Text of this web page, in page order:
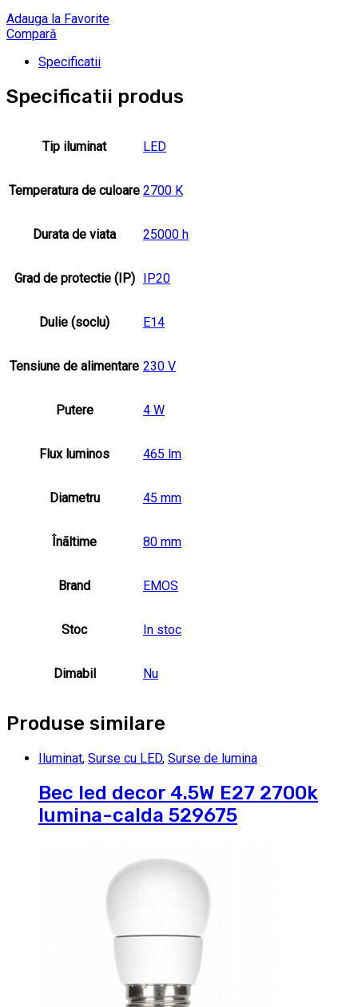
Adauga la Favorite
Compară
Specificatii
Specificatii produs
Tip iluminat LED
Temperatura de culoare 2700 K
Durata de viata 25000 h
Grad de protectie (IP) IP20
Dulie (soclu) E14
Tensiune de alimentare 230 V
Putere 4 W
Flux luminos 465 lm
Diametru 45 mm
Înãltime 80 mm
Brand EMOS
Stoc In stoc
Dimabil Nu
Produse similare
Iluminat, Surse cu LED, Surse de lumina
Bec led decor 4.5W E27 2700k
lumina-calda 529675